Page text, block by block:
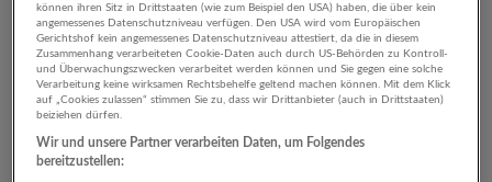
2 Einkauf, Logistik, Lager Bau
Unternehmen
können ihren Sitz in Drittstaaten (wie zum Beispiel den USA) haben, die über kein
angemessenes Datenschutzniveau verfügen. Den USA wird vom Europäischen
Gerichtshof kein angemessenes Datenschutzniveau attestiert, da die in diesem
Zusammenhang verarbeiteten Cookie-Daten auch durch US-Behörden zu Kontroll-
und Überwachungszwecken verarbeitet werden können und Sie gegen eine solche
Verarbeitung keine wirksamen Rechtsbehelfe geltend machen können. Mit dem Klick
auf „Cookies zulassen“ stimmen Sie zu, dass wir Drittanbieter (auch in Drittstaaten)
beiziehen dürfen.
Wir und unsere Partner verarbeiten Daten, um Folgendes
bereitzustellen: